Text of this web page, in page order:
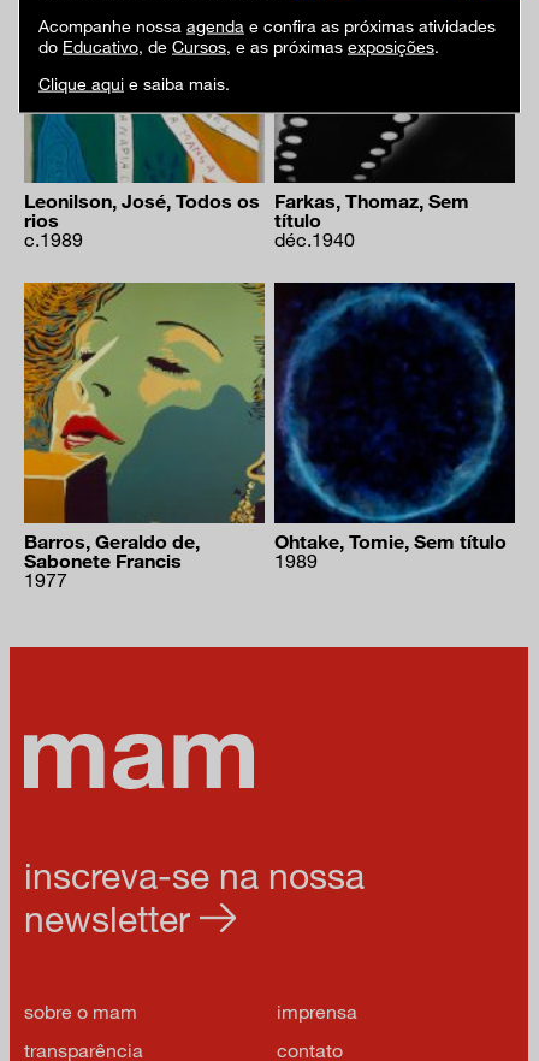
Leonilson, José, Todos os
rios
c.1989
Farkas, Thomaz, Sem
título
déc.1940
Barros, Geraldo de,
Sabonete Francis
1977
Ohtake, Tomie, Sem título
1989
inscreva-se na nossa
newsletter
sobre o mam
imprensa
transparência
contato
Acompanhe nossa agenda e confira as próximas atividades
do Educativo, de Cursos, e as próximas exposições.
Clique aqui e saiba mais.